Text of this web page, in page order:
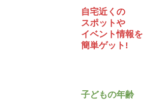
自宅近くの
スポットや
イベント情報を
簡単ゲット!
子どもの年齢